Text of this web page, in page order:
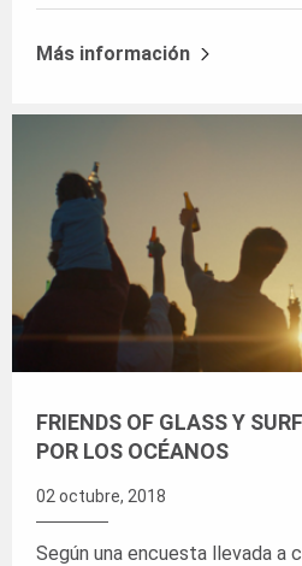
Más información
FRIENDS OF GLASS Y
POR LOS OCÉANOS
02 octubre, 2018
Según una encuesta llevada a